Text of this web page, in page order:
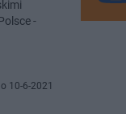
-
10-6-2021